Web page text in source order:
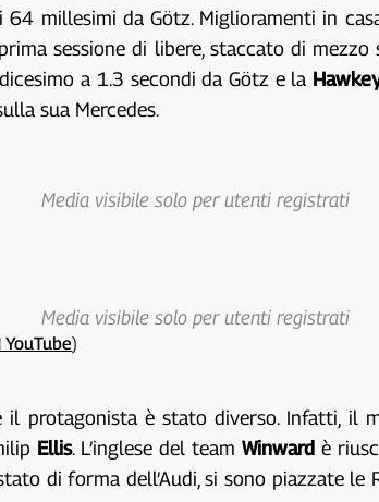
64 millesimi da Götz. Miglioramenti in
sessione di libere, staccato di
a 1.3 secondi da Götz e la
sua Mercedes.
Media visibile solo per utenti registrati
Media visibile solo per utenti registrati
YouTube)
protagonista è stato diverso. Infatti, il
Ellis. L’inglese del team Winward è
di forma dell’Audi, si sono piazzate le